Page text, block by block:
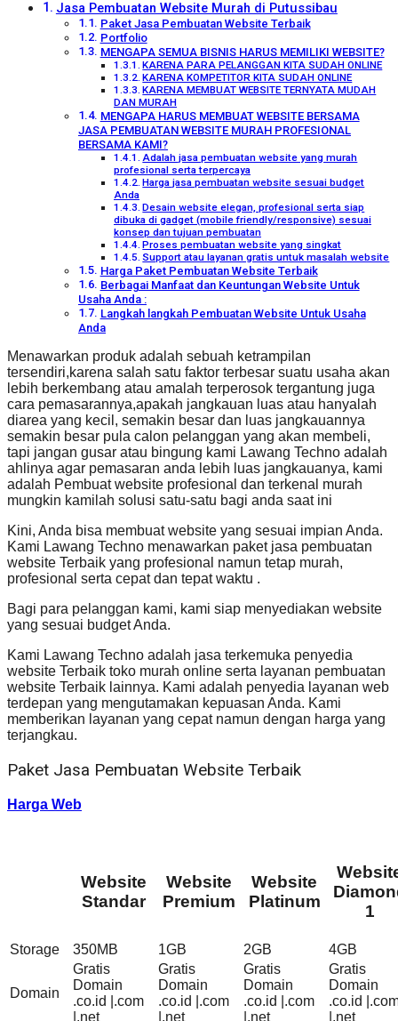
Jasa Pembuatan Website Murah di Putussibau
Paket Jasa Pembuatan Website Terbaik
Portfolio
MENGAPA SEMUA BISNIS HARUS MEMILIKI WEBSITE?
KARENA PARA PELANGGAN KITA SUDAH ONLINE
KARENA KOMPETITOR KITA SUDAH ONLINE
KARENA MEMBUAT WEBSITE TERNYATA MUDAH
DAN MURAH
MENGAPA HARUS MEMBUAT WEBSITE BERSAMA
JASA PEMBUATAN WEBSITE MURAH PROFESIONAL
BERSAMA KAMI?
Adalah jasa pembuatan website yang murah
profesional serta terpercaya
Harga jasa pembuatan website sesuai budget
Anda
Desain website elegan, profesional serta siap
dibuka di gadget (mobile friendly/responsive) sesuai
konsep dan tujuan pembuatan
Proses pembuatan website yang singkat
Support atau layanan gratis untuk masalah website
Harga Paket Pembuatan Website Terbaik
Berbagai Manfaat dan Keuntungan Website Untuk
Usaha Anda :
Langkah langkah Pembuatan Website Untuk Usaha
Anda
Menawarkan produk adalah sebuah ketrampilan
tersendiri,karena salah satu faktor terbesar suatu usaha akan
lebih berkembang atau amalah terperosok tergantung juga
cara pemasarannya,apakah jangkauan luas atau hanyalah
diarea yang kecil, semakin besar dan luas jangkauannya
semakin besar pula calon pelanggan yang akan membeli,
tapi jangan gusar atau bingung kami Lawang Techno adalah
ahlinya agar pemasaran anda lebih luas jangkauanya, kami
adalah Pembuat website profesional dan terkenal murah
mungkin kamilah solusi satu-satu bagi anda saat ini
Kini, Anda bisa membuat website yang sesuai impian Anda.
Kami Lawang Techno menawarkan paket jasa pembuatan
website Terbaik yang profesional namun tetap murah,
profesional serta cepat dan tepat waktu .
Bagi para pelanggan kami, kami siap menyediakan website
yang sesuai budget Anda.
Kami Lawang Techno adalah jasa terkemuka penyedia
website Terbaik toko murah online serta layanan pembuatan
website Terbaik lainnya. Kami adalah penyedia layanan web
terdepan yang mengutamakan kepuasan Anda. Kami
memberikan layanan yang cepat namun dengan harga yang
terjangkau.
Paket Jasa Pembuatan Website Terbaik
Harga Web
Website
Standar
Website
Premium
Website
Platinum
1
Storage 350MB 1GB 2GB 4GB
Domain
Gratis
Domain
.co.id |.com
|.net
Gratis
Domain
.co.id |.com
|.net
Gratis
Domain
.co.id |.com
|.net
Gratis
Domain
.co.id
|.net